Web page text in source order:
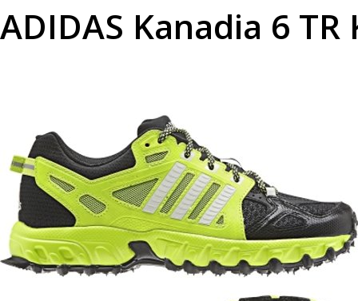
ADIDAS Kanadia 6